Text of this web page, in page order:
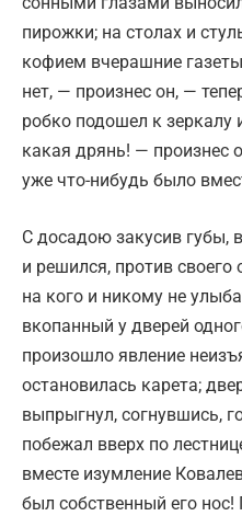
пирожки; на столах и
кофием вчерашние
нет, — произнес он, —
робко подошел к зеркалу
какая дрянь! —
уже что-нибудь было
С досадою закусив губы,
и решился, против своего
на кого и никому не
вкопанный у дверей
произошло явление
остановилась карета;
выпрыгнул, согнувшись,
побежал вверх по
вместе изумление
был собственный его